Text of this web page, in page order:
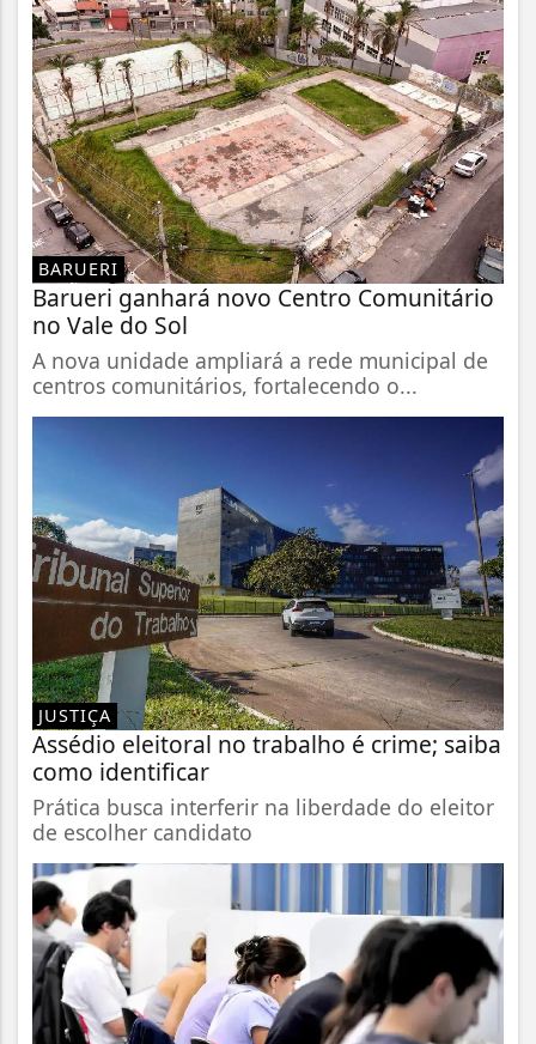
BARUERI
Barueri ganhará novo Centro Comunitário
no Vale do Sol
A nova unidade ampliará a rede municipal de
centros comunitários, fortalecendo o...
JUSTIÇA
Assédio eleitoral no trabalho é crime; saiba
como identificar
Prática busca interferir na liberdade do eleitor
de escolher candidato